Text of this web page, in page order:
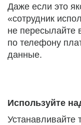
Даже если это
«сотрудник
не пересылайте
по телефону
данные.
Используйте
Устанавливайте